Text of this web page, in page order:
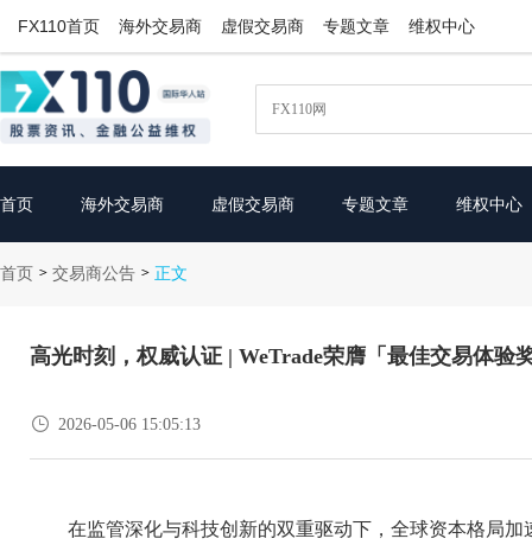
FX110首页 海外交易商 虚假交易商 专题文章 维权中心
首页 海外交易商 虚假交易商 专题文章 维权中心
首页 > 交易商公告 > 正文
高光时刻，权威认证 | WeTrade荣膺「最佳交易体验
 2026-05-06 15:05:13
在监管深化与科技创新的双重驱动下，全球资本格局